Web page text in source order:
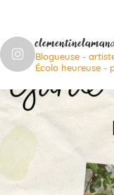
Blogueuse -
Écolo heureuse